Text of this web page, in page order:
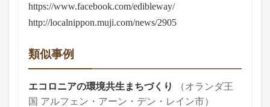
https://www.facebook.com/edibleway/
http://localnippon.muji.com/news/2905
類似事例
エコロニアの環境共生まちづくり
（オランダ王
国 アルフェン・アーン・デン・レイン市）